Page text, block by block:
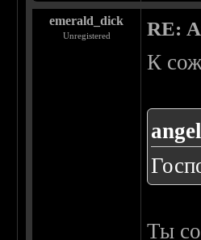
emerald_dick
Unregistered RE:
К
Ты